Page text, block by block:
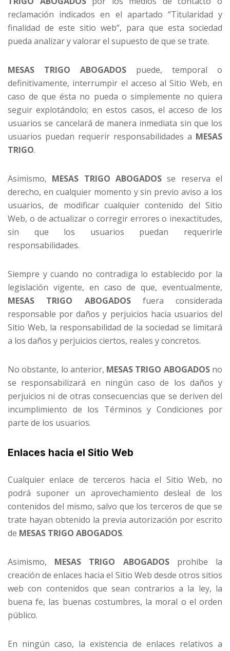
reclamación indicados en el apartado “Titularidad y
finalidad de este sitio web”, para que esta sociedad
pueda analizar y valorar el supuesto de que se trate.
MESAS TRIGO ABOGADOS puede, temporal o
definitivamente, interrumpir el acceso al Sitio Web, en
caso de que ésta no pueda o simplemente no quiera
seguir explotándolo; en estos casos, el acceso de los
usuarios se cancelará de manera inmediata sin que los
usuarios puedan requerir responsabilidades a MESAS
TRIGO.
Asimismo, MESAS TRIGO ABOGADOS se reserva el
derecho, en cualquier momento y sin previo aviso a los
usuarios, de modificar cualquier contenido del Sitio
Web, o de actualizar o corregir errores o inexactitudes,
sin que los usuarios puedan requerirle
responsabilidades.
Siempre y cuando no contradiga lo establecido por la
legislación vigente, en caso de que, eventualmente,
MESAS TRIGO ABOGADOSfuera considerada
responsable por daños y perjuicios hacia usuarios del
Sitio Web, la responsabilidad de la sociedad se limitará
a los daños y perjuicios ciertos, reales y concretos.
No obstante, lo anterior, MESAS TRIGO ABOGADOSno
se responsabilizará en ningún caso de los daños y
perjuicios ni de otras consecuencias que se deriven del
incumplimiento de los Términos y Condiciones por
parte de los usuarios.
Enlaces hacia el Sitio Web
Cualquier enlace de terceros hacia el Sitio Web, no
podrá suponer un aprovechamiento desleal de los
contenidos del mismo, salvo que los terceros de que se
trate hayan obtenido la previa autorización por escrito
de MESAS TRIGO ABOGADOS.
Asimismo, MESAS TRIGO ABOGADOSprohíbe la
creación de enlaces hacia el Sitio Web desde otros sitios
web con contenidos que sean contrarios a la ley, la
buena fe, las buenas costumbres, la moral o el orden
público.
En ningún caso, la existencia de enlaces relativos a